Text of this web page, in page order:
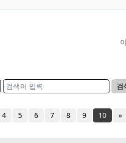
검
4 5 6 7 8 9 10 »